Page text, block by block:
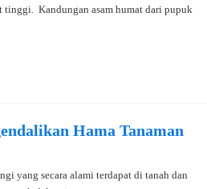
tinggi. Kandungan asam humat dari pupuk
Hama Tanaman
yang secara alami terdapat di tanah dan